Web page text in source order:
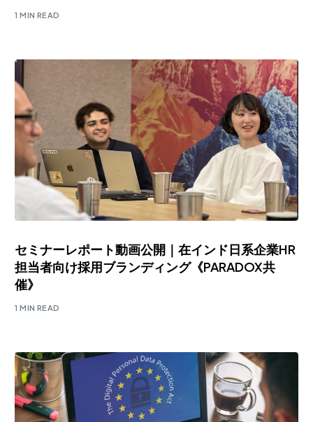
1 MIN READ
セミナーレポート動画公開｜在インド日系企業HR
担当者向け採用ブランディング《PARADOX共
催》
1 MIN READ